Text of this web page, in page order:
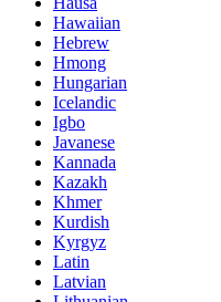
Hawaiian
Hebrew
Hmong
Hungarian
Icelandic
Igbo
Javanese
Kannada
Kazakh
Khmer
Kurdish
Kyrgyz
Latin
Latvian